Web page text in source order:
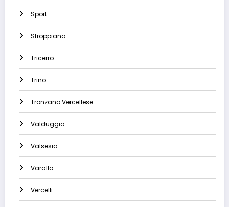
Sport
Stroppiana
Tricerro
Trino
Tronzano Vercellese
Valduggia
Valsesia
Varallo
Vercelli